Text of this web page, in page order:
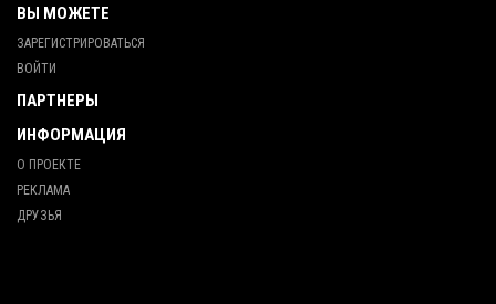
ВЫ МОЖЕТЕ
ЗАРЕГИСТРИРОВАТЬСЯ
ВОЙТИ
ПАРТНЕРЫ
ИНФОРМАЦИЯ
О ПРОЕКТЕ
РЕКЛАМА
ДРУЗЬЯ